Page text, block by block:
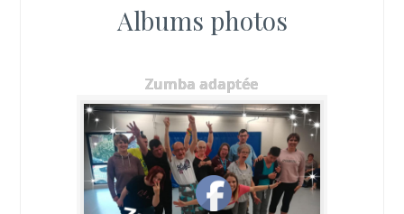
Albums photos
Zumba adaptée